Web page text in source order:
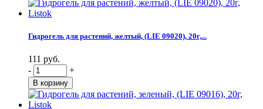
Гидрогель для растений, желтый, (LIE 09020), 20г,...
111 руб.
-
+